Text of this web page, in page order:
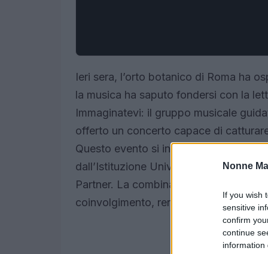
Nonne
If you wish
sensitive
confirm
continue
information
Ieri sera, l’orto botanico di Roma ha
la musica ha saputo fondersi con la
Immaginatevi: il gruppo musicale
offerto un concerto capace di
Questo evento si inserisce nella
dall’Istituzione Universitaria dei
Partner. La combinazione di suoni e
coinvolgimento, rendendo la serata